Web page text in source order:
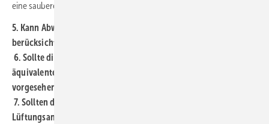
eine saubere Bilanzierung, die jährlich überprüft werden kann.
5. Kann Abwärmenutzung bei RLT-Anlagen als EE eingestuft und
berücksichtigt werden?
6. Sollte die Einführung einer zu Wärmepumpen vergleichbaren
äquivalenten Leistungszahl der Wärmerückgewinnung
vorgesehen werden?
7. Sollten die hybriden Systeme (beispielsweise der Einbau einer
Lüftungsanlage mit Wärmerückgewinnung) ausgeweitet werden?